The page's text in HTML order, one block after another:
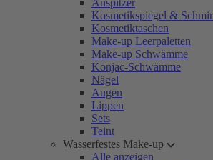
Anspitzer
Kosmetikspiegel &
Kosmetiktaschen
Make-up Leerpaletten
Make-up Schwämme
Konjac-Schwämme
Nägel
Augen
Lippen
Sets
Teint
Wasserfestes Make-up
Alle anzeigen